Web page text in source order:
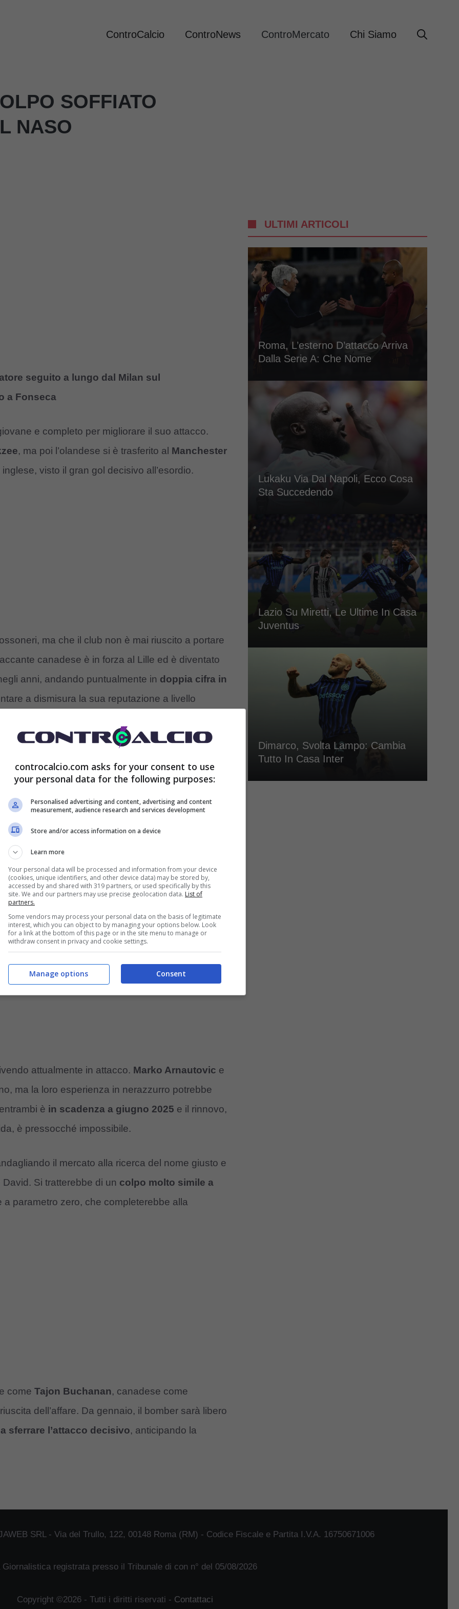
ControCalcio ControNews ControMercato Chi Siamo
SOFFIATO
NASO
seguito a lungo dal Milan sul
a Fonseca
e completo per migliorare il suo attacco.
, ma poi l’olandese si è trasferito al Manchester
visto il gran gol decisivo all’esordio.
ma che il club non è mai riuscito a portare
canadese è in forza al Lille ed è diventato
anni, andando puntualmente in doppia cifra in
a dismisura la sua reputazione a livello
l’attaccante ha già comunicato dinon avere
una nuova esperienza in carriera. In questa
più riprese ancheChelsea e Roma, ma senza
mesi, potrebbe essere un’altra squadra
tutto su Jonathan David
attualmente in attacco. Marko Arnautovic e
ma la loro esperienza in nerazzurro potrebbe
è in scadenza a giugno 2025 e il rinnovo,
è pressocché impossibile.
il mercato alla ricerca del nome giusto e
Si tratterebbe di un colpo molto simile a
parametro zero, che completerebbe alla
come Tajon Buchanan, canadese come
dell’affare. Da gennaio, il bomber sarà libero
a sferrare l’attacco decisivo, anticipando la
ULTIMI ARTICOLI
Roma, L’esterno D’attacco Arriva
Dalla Serie A: Che Nome
Lukaku Via Dal Napoli, Ecco Cosa
Sta Succedendo
Lazio Su Miretti, Le Ultime In Casa
Juventus
Dimarco, Svolta Lampo: Cambia
Tutto In Casa Inter
SRL - Via del Trullo, 122, 00148 Roma (RM) - Codice Fiscale e Partita I.V.A. 16750671006
Giornalistica registrata presso il Tribunale di con n° del 05/08/2026
Copyright ©2026 - Tutti i diritti riservati - Contattaci
controcalcio.com asks for your consent to use
your personal data for the following purposes:
Personalised advertising and content, advertising and content
measurement, audience research and services development
Store and/or access information on a device
Learn more
Your personal data will be processed and information from your device
(cookies, unique identifiers, and other device data) may be stored by,
accessed by and shared with 319 partners, or used specifically by this
site. We and our partners may use precise geolocation data. List of
partners.
Some vendors may process your personal data on the basis of legitimate
interest, which you can object to by managing your options below. Look
for a link at the bottom of this page or in the site menu to manage or
withdraw consent in privacy and cookie settings.
Consent
Manage options